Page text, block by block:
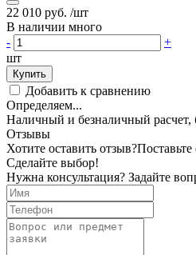
22 010 руб. /шт
В наличии много
-
+
шт
Купить
Добавить к сравнению
Определяем...
Наличный и безналичный расчет,
Отзывы
Хотите оставить отзыв?
Сделайте выбор!
Нужна консультация? Задайте